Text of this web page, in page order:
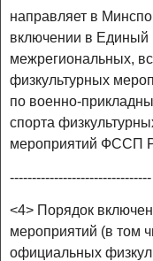
направляет в
включении в Единый
межрегиональных,
физкультурных
по военно-
спорта
мероприятий ФССП
--------------------------------
<4> Порядок
мероприятий (в том
официальных